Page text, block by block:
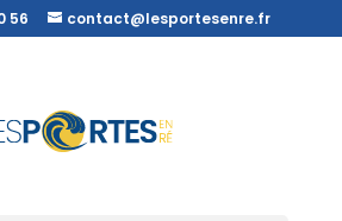
56 contact@lesportesenre.fr